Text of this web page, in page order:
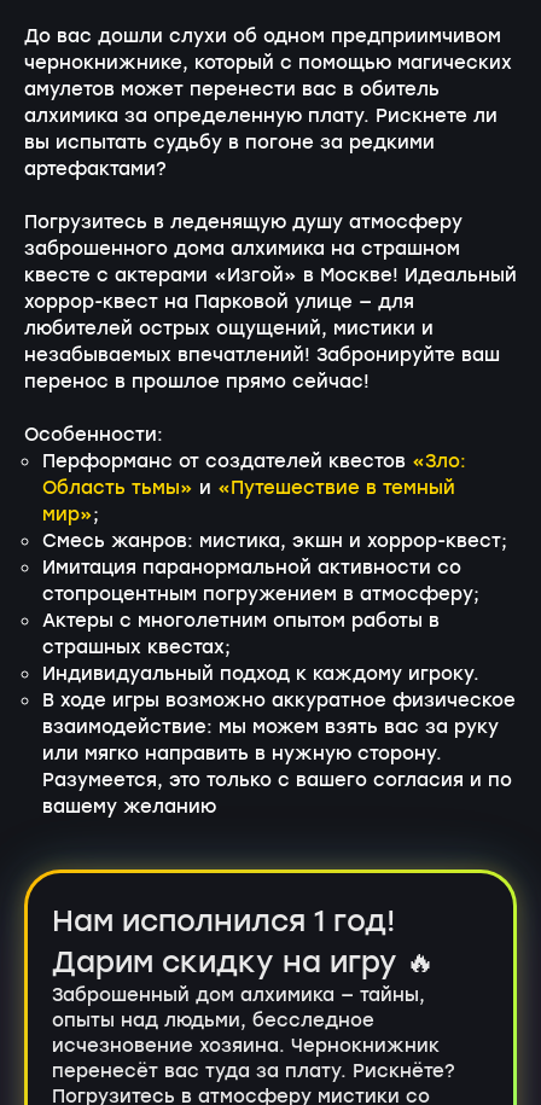
До вас дошли слухи об одном предприимчивом
чернокнижнике, который с помощью магических
амулетов может перенести вас в обитель
алхимика за определенную плату. Рискнете ли
вы испытать судьбу в погоне за редкими
артефактами?
Погрузитесь в леденящую душу атмосферу
заброшенного дома алхимика на страшном
квесте с актерами «Изгой» в Москве! Идеальный
хоррор-квест на Парковой улице — для
любителей острых ощущений, мистики и
незабываемых впечатлений! Забронируйте ваш
перенос в прошлое прямо сейчас!
Особенности:
Перформанс от создателей квестов «Зло:
Область тьмы» и «Путешествие в темный
мир»;
Смесь жанров: мистика, экшн и хоррор-квест;
Имитация паранормальной активности со
стопроцентным погружением в атмосферу;
Актеры с многолетним опытом работы в
страшных квестах;
Индивидуальный подход к каждому игроку.
В ходе игры возможно аккуратное физическое
взаимодействие: мы можем взять вас за руку
или мягко направить в нужную сторону.
Разумеется, это только с вашего согласия и по
вашему желанию
Нам исполнился 1 год!
Дарим скидку на игру 🔥
Заброшенный дом алхимика — тайны,
опыты над людьми, бесследное
исчезновение хозяина. Чернокнижник
перенесёт вас туда за плату. Рискнёте?
Погрузитесь в атмосферу мистики со